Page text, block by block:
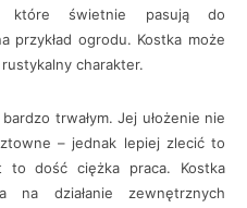
które świetnie pasują do
przykład ogrodu. Kostka może
charakter.
trwałym. Jej ułożenie nie
– jednak lepiej zlecić to
to dość ciężka praca. Kostka
działanie zewnętrznych